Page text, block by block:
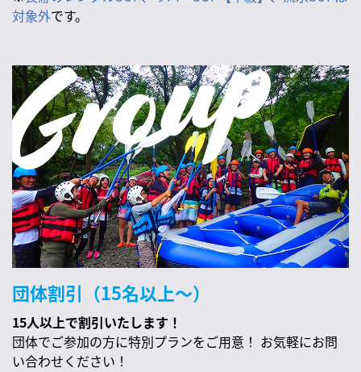
対象外です。
団体割引（15名以上〜）
15人以上で割引いたします！
団体でご参加の方に特別プランをご用意！ お気軽にお問
い合わせください！